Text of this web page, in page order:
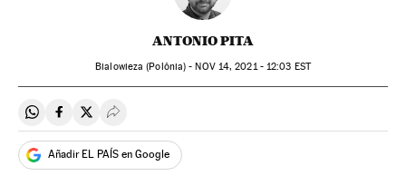
ANTONIO PITA
Bialowieza (Polônia) -NOV14, 2021 - 12:03 EST
Compartir en Whatsapp
Compartir en Facebook
Compartir en Twitter
Desplegar Redes Sociales
Añadir EL PAÍS en Google